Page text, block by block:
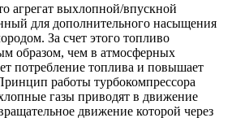
агрегат выхлопной/впускной
для дополнительного насыщения
За счет этого топливо
образом, чем в атмосферных
потребление топлива и повышает
работы турбокомпрессора
газы приводят в движение
движение которой через